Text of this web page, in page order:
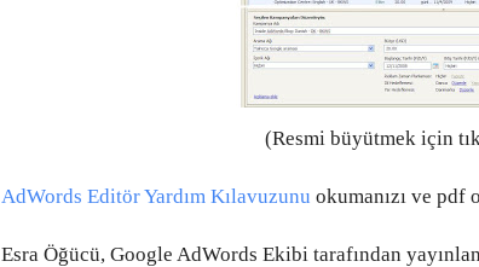
(Resmi büyütmek için
AdWords Editör Yardım Kılavuzunu okumanızı ve pdf
Esra Öğücü, Google AdWords Ekibi tarafından